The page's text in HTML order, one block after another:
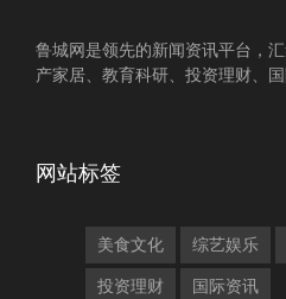
鲁城网是领先的新闻资讯平台，
产家居、教育科研、投资理财、
网站标签
美食文化 综艺娱乐
投资理财 国际资讯